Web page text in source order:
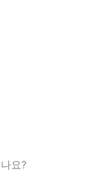
요?